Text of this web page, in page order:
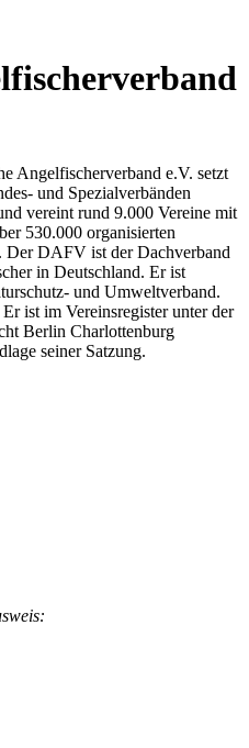
Angelfischerverband e.V. setzt
und Spezialverbänden
vereint rund 9.000 Vereine mit
530.000 organisierten
Der DAFV ist der Dachverband
in Deutschland. Er ist
und Umweltverband.
ist im Vereinsregister unter der
Berlin Charlottenburg
seiner Satzung.